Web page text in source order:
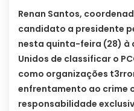
Renan Santos,
candidato a presidente
nesta quinta-feira (28) à
Unidos de classificar o
como organizações
enfrentamento ao crime
responsabilidade